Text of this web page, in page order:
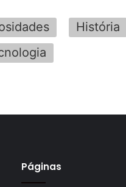
História
Páginas